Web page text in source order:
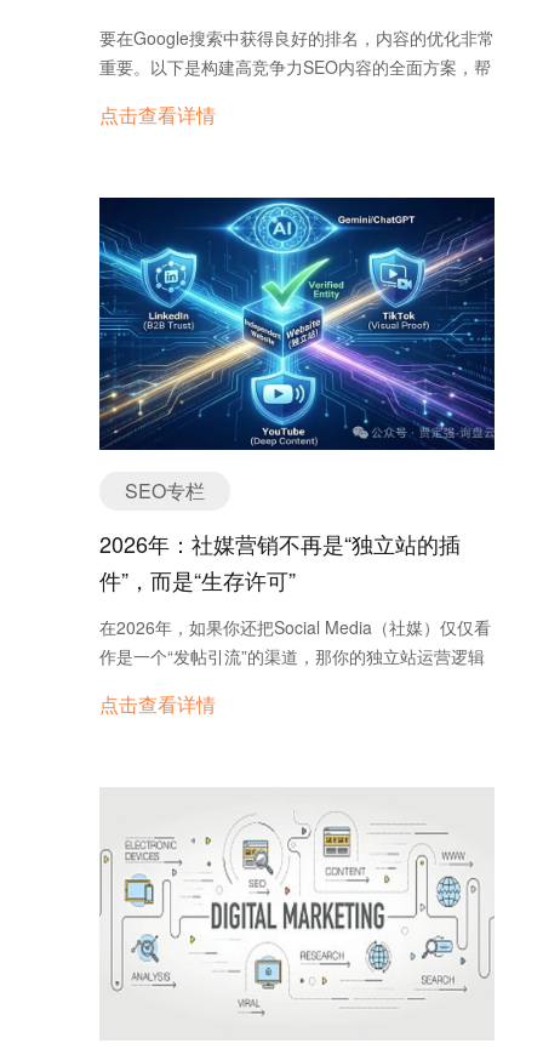
要在Google搜索中获得良好的排名，内容的优化非常
重要。以下是构建高竞争力SEO内容的全面方案，帮
搜索意图 首先，要确保你的内容与搜索意图高度契
式（指南、列表、对比）和内容角度（专业性、实用
性、体验性）等。 示例：当查询“SEO技巧”时，如
果搜索结果主要是列表型文章，那么你的内容也应该
设计为清单形式。 优化内容结构： 使用“关键词资
源管理器”中的“还讨论”功能，补充LSI（潜在语义）
关键词，增强内容的上下文关联性。 每200字插入副
标题，划分内容模块，使内容更易读（可以利用
Ahrefs分析长尾关键词，进一步拓展内容）。 二、
展现专业性与可信度（EEAT） Google越来越重视
展示你的专业能力和可信性，尤其是对于YMYL（关
乎人生、财富、健康等）主题。 YMYL主题：结合
权威认证和第一手证据，如医生认证、财务报表截图
等。 非YMYL主题：展示日常专业经验和实操记录
（如“冲泡500杯浓缩咖啡”的经验）。 作者背书：明
确标明作者的行业经验，例如：“Chris拥有5年SEO
谈，提升内容的可信度。 三、提供独特价值与原创
有内容。 内容差距分析：使用工具如“内容差距”分
析工具，发现并补充竞争对手未覆盖的子主题
（如“最佳浓缩咖啡机型号分析”）。 原创研究方法：
发布实验性内容（如“Aeropress萃取效果30天测
试”）或基于用户调查的数据（如“采访20名资深咖啡
师的口味偏好”）。通过原创内容增强页面的差异
化。 创新洞察：拒绝直接复制已有的内容，提供独到
的见解，如“ASMR文案公式”这样创新的内容模型。
点击查看详情
SEO专栏
2026年：社媒营销不再是“独立站的插
件”，而是“生存许可”
在2026年，如果你还把Social Media（社媒）仅仅看
作是一个“发帖引流”的渠道，那你的独立站运营逻辑
Shift（谷歌社媒索引变革）和AI Search（AI搜索）
年，没有活跃社媒背书的独立站，在AI眼中可能只是
一个“幽灵站”，很难获得高排名。 以下是2026年社媒
营销对独立站运营的四大核心帮助： 一、 AI Trust
Signal（AI信任信号）：防幻觉的“身份证” 在
Gemini 3.0和ChatGPT Search主导的时代，AI最怕
的是“幻觉”和“虚假信息”。为了确认你的独立站是一
个真实存在的业务，AI会交叉验证你的“社媒足迹”。
原来的逻辑：社媒发帖 -> 用户点击 -> 进站购物。
点击查看详情